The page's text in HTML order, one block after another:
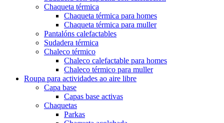
Chaqueta térmica
Chaqueta térmica para homes
Chaqueta térmica para muller
Pantalóns calefactables
Sudadera térmica
Chaleco térmico
Chaleco calefactable para homes
Chaleco térmico para muller
Roupa para actividades ao aire libre
Capa base
Capas base activas
Chaquetas
Parkas